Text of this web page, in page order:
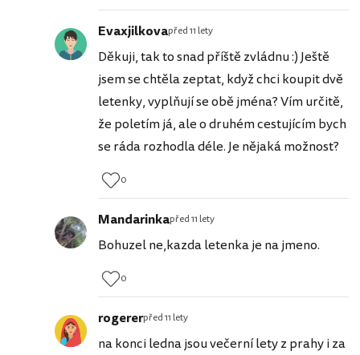
Evaxjilkovapřed 11 lety
Děkuji, tak to snad příště zvládnu :) Ještě
jsem se chtěla zeptat, když chci koupit dvě
letenky, vyplňují se obě jména? Vím určitě,
že poletím já, ale o druhém cestujícím bych
se ráda rozhodla déle. Je nějaká možnost?
0
Mandarinkapřed 11 lety
Bohuzel ne,kazda letenka je na jmeno.
0
rogererpřed 11 lety
na konci ledna jsou večerní lety z prahy i za